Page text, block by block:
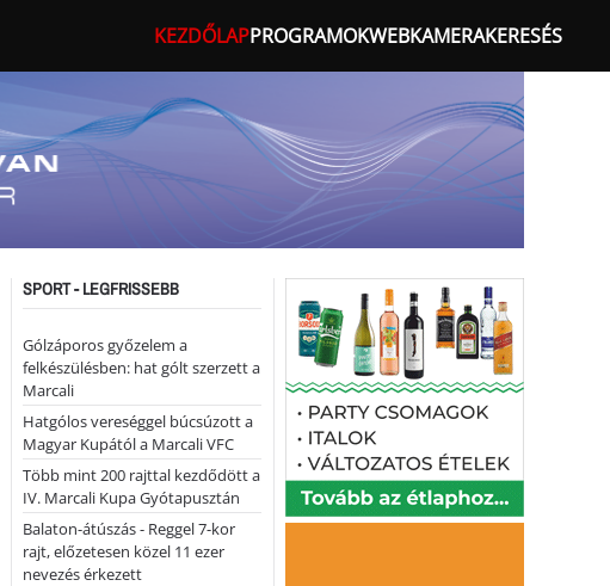
KEZDŐLAPPROGRAMOKWEBKAMERAKERESÉS
SPORT - LEGFRISSEBB
Gólzáporos győzelem a
felkészülésben: hat gólt szerzett a
Marcali
Hatgólos vereséggel búcsúzott a
Magyar Kupától a Marcali VFC
Több mint 200 rajttal kezdődött a
IV. Marcali Kupa Gyótapusztán
Balaton-átúszás - Reggel 7-kor
rajt, előzetesen közel 11 ezer
nevezés érkezett